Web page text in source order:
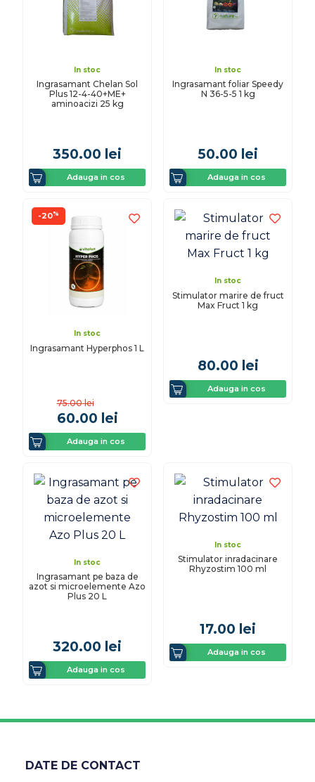
In stoc
Ingrasamant Chelan Sol
Plus 12-4-40+ME+
aminoacizi 25 kg
350.00 lei
Adauga in cos
In stoc
Ingrasamant foliar Speedy
N 36-5-5 1 kg
50.00 lei
Adauga in cos
-20%
In stoc
Ingrasamant Hyperphos 1 L
75.00 lei
60.00 lei
Adauga in cos
In stoc
Stimulator marire de fruct
Max Fruct 1 kg
80.00 lei
Adauga in cos
In stoc
Ingrasamant pe baza de
azot si microelemente Azo
Plus 20 L
320.00 lei
Adauga in cos
In stoc
Stimulator inradacinare
Rhyzostim 100 ml
17.00 lei
Adauga in cos
DATE DE CONTACT